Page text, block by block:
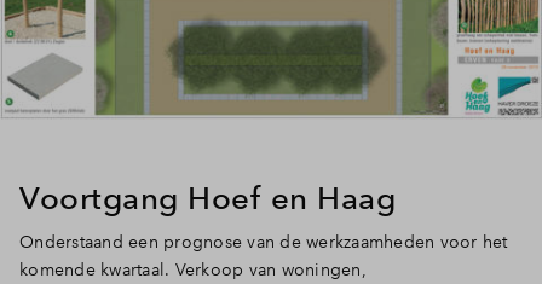
Voortgang Hoef en Haag
Onderstaand een prognose van de werkzaamheden voor het
komende kwartaal. Verkoop van woningen,